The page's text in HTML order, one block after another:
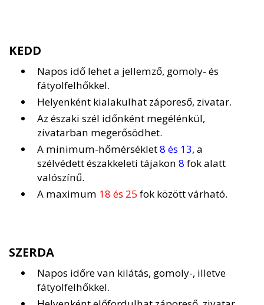
KEDD
Napos idő lehet a jellemző, gomoly- és
fátyolfelhőkkel.
Helyenként kialakulhat záporeső, zivatar.
Az északi szél időnként megélénkül,
zivatarban megerősödhet.
A minimum-hőmérséklet8 és 13, a
szélvédett északkeleti tájakon 8 fok alatt
valószínű.
A maximum 18 és 25 fok között várható.
SZERDA
Napos időre van kilátás, gomoly-, illetve
fátyolfelhőkkel.